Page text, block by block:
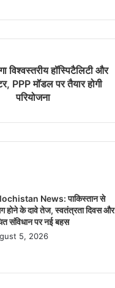
विश्वस्तरीय हॉस्पिटैलिटी और
PPP मॉडल पर तैयार होगी
परियोजना
News: पाकिस्तान से
होने के दावे तेज, स्वतंत्रता दिवस और
संविधान पर नई बहस
5, 2026